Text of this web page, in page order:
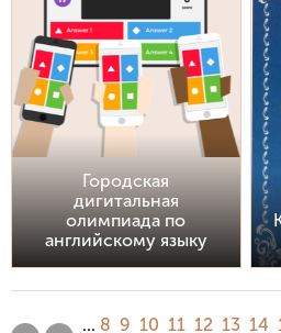
Городская
дигитальная
олимпиада по
английскому языку
... 8 9 10 11 12 13 14